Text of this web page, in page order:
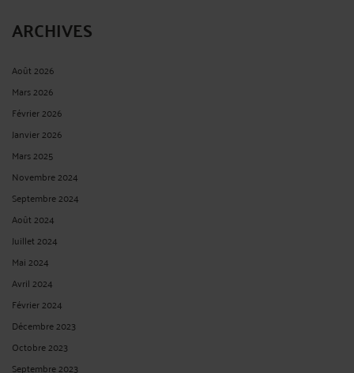
ARCHIVES
Août 2026
Mars 2026
Février 2026
Janvier 2026
Mars 2025
Novembre 2024
Septembre 2024
Août 2024
Juillet 2024
Mai 2024
Avril 2024
Février 2024
Décembre 2023
Octobre 2023
Septembre 2023